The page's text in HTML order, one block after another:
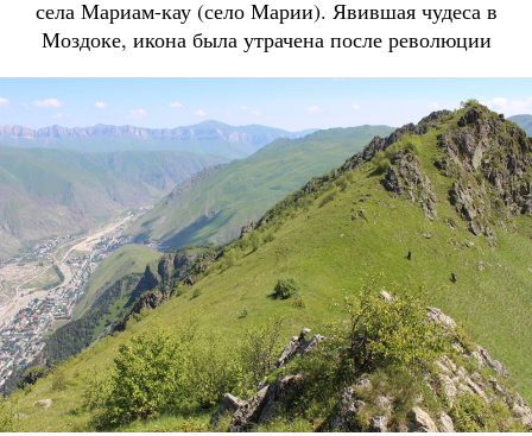
села Мариам-кау (село Марии). Явившая чудеса в
Моздоке, икона была утрачена после революции